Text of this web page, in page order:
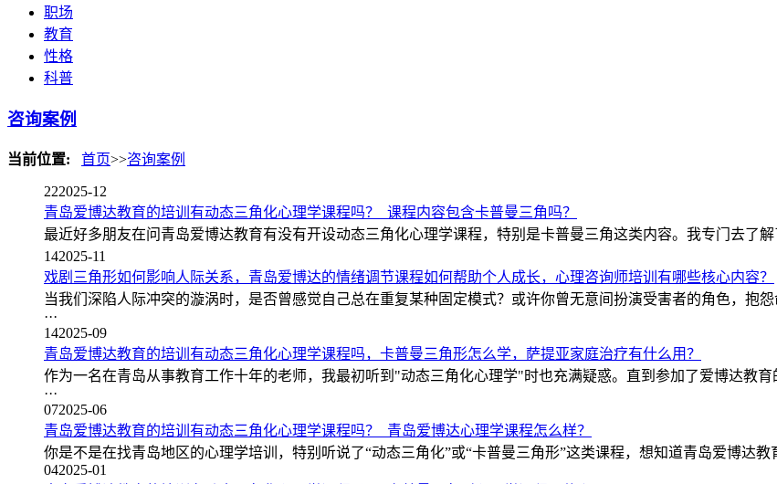
职场
教育
性格
科普
咨询案例
当前位置: 首页>>咨询案例
222025-12
青岛爱博达教育的培训有动态三角化心理学课程吗？_课程内容包含卡普曼三角吗？
最近好多朋友在问青岛爱博达教育有没有开设动态三角化心理学课程，特别是卡普曼三角这类内容。我专门去了
142025-11
戏剧三角形如何影响人际关系，青岛爱博达的情绪调节课程如何帮助个人成长，心理咨询师培训有哪些核心内容？
当我们深陷人际冲突的漩涡时，是否曾感觉自己总在重复某种固定模式？或许你曾无意间扮演受害者的角色，抱
···
142025-09
青岛爱博达教育的培训有动态三角化心理学课程吗，卡普曼三角形怎么学，萨提亚家庭治疗有什么用？
作为一名在青岛从事教育工作十年的老师，我最初听到"动态三角化心理学"时也充满疑惑。直到参加了爱博达教
···
072025-06
青岛爱博达教育的培训有动态三角化心理学课程吗？_青岛爱博达心理学课程怎么样？
你是不是在找青岛地区的心理学培训，特别听说了“动态三角化”或“卡普曼三角形”这类课程，想知道青岛爱博达
042025-01